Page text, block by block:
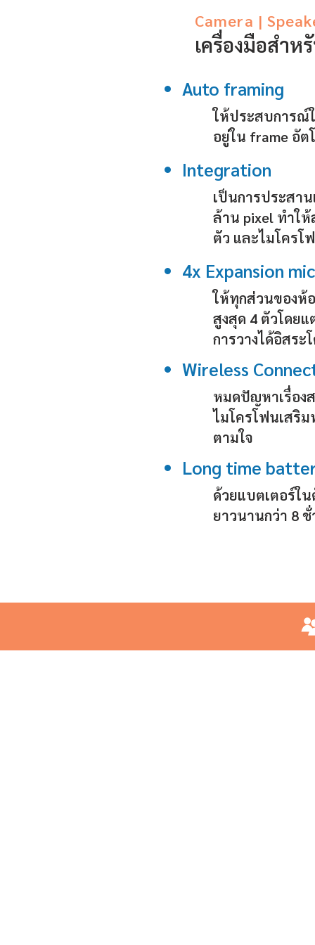
Camera |
เครื่องมือสำ
Auto framing
ให้ประสบการณ์
อยู่ใน frame อั
Integration
เป็นการประสา
ล้าน pixel ทำให้
ตัว และไมโครโ
4x Expansion
ให้ทุกส่วนของห้
สูงสุด 4 ตัวโดย
การวางได้อิสร
Wireless
หมดปัญหาเรื่อง
ไมโครโฟนเสริ
ตามใจ
Long time
ด้วยแบตเตอร์ใ
ยาวนานกว่า 8